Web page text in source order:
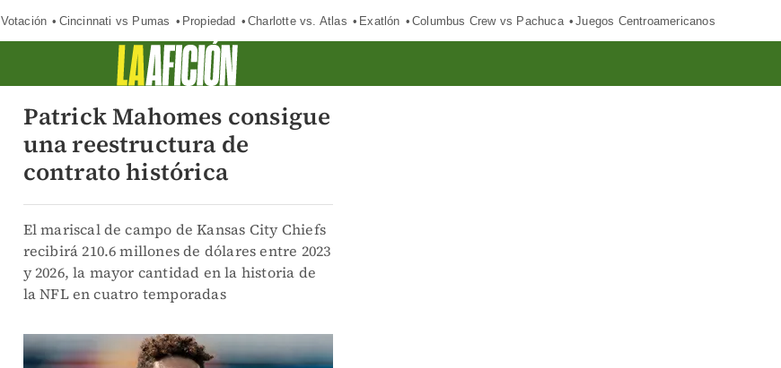
Votación Cincinnati vs Pumas Propiedad Charlotte vs. Atlas Exatlón Columbus Crew vs Pachuca Juegos Centroamericanos
Patrick Mahomes consigue
una reestructura de
contrato histórica
El mariscal de campo de Kansas City Chiefs
recibirá 210.6 millones de dólares entre 2023
y 2026, la mayor cantidad en la historia de
la NFL en cuatro temporadas